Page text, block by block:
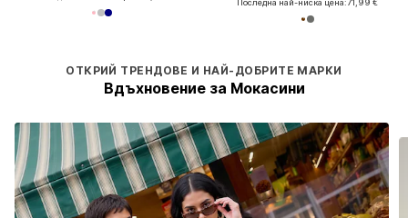
Последна най-ниска цена:71,99 €
ОТКРИЙ ТРЕНДОВЕ И НАЙ-ДОБРИТЕ МАРКИ
Вдъхновение за Мокасини